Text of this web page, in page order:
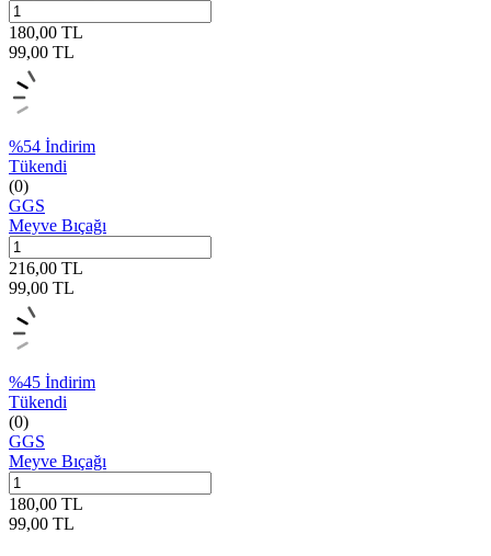
180,00 TL
99,00 TL
%54 İndirim
Tükendi
(0)
GGS
Meyve Bıçağı
216,00 TL
99,00 TL
%45 İndirim
Tükendi
(0)
GGS
Meyve Bıçağı
180,00 TL
99,00 TL